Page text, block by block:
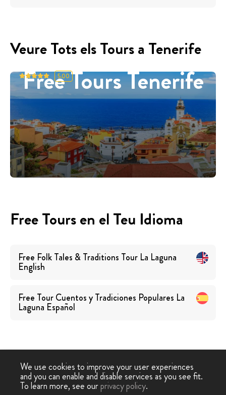
Veure Tots els Tours a Tenerife
Free Tours Tenerife
5.00
Free Tours en el Teu Idioma
Free Folk Tales & Traditions Tour La Laguna
English
Free Tour Cuentos y Tradiciones Populares La
Laguna Español
Free
Walking
Tour
- Free Tour
Tenerife › Free Tour de Contes Populars
i Tradicions La Laguna
We use cookies to improve your user experiences
and you can enable and disable services as you see fit.
To learn more, see ourprivacy policy.